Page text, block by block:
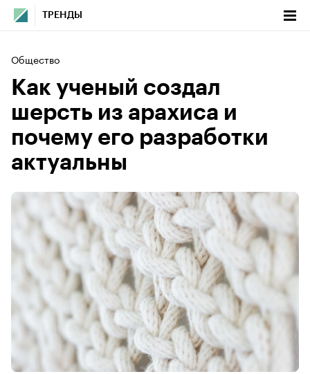
ТРЕНДЫ
Общество
Как ученый создал
шерсть из арахиса и
почему его разработки
актуальны